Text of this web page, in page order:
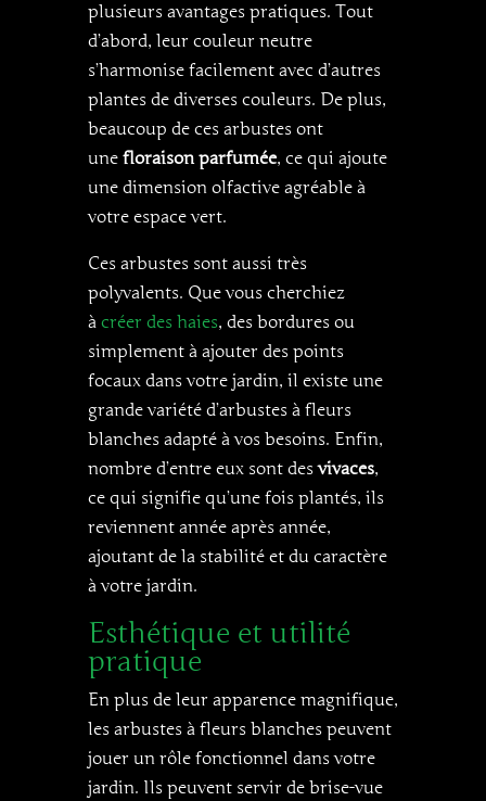
plusieurs avantages pratiques. Tout
d’abord, leur couleur neutre
s’harmonise facilement avec d’autres
plantes de diverses couleurs. De plus,
beaucoup de ces arbustes ont
une floraison parfumée, ce qui ajoute
une dimension olfactive agréable à
votre espace vert.
Ces arbustes sont aussi très
polyvalents. Que vous cherchiez
à créer des haies, des bordures ou
simplement à ajouter des points
focaux dans votre jardin, il existe une
grande variété d’arbustes à fleurs
blanches adapté à vos besoins. Enfin,
nombre d’entre eux sont des vivaces,
ce qui signifie qu’une fois plantés, ils
reviennent année après année,
ajoutant de la stabilité et du caractère
à votre jardin.
Esthétique et utilité
pratique
En plus de leur apparence magnifique,
les arbustes à fleurs blanches peuvent
jouer un rôle fonctionnel dans votre
jardin. Ils peuvent servir de brise-vue